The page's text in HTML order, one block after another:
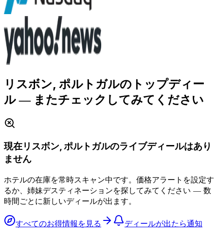
リスボン, ポルトガルのトップディー
ル ― またチェックしてみてください
現在リスボン, ポルトガルのライブディールはあり
ません
ホテルの在庫を常時スキャン中です。価格アラートを設定す
るか、姉妹デスティネーションを探してみてください ― 数
時間ごとに新しいディールが出ます。
すべてのお得情報を見る
ディールが出たら通知